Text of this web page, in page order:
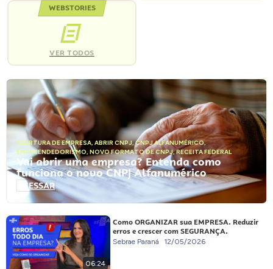
WEBSTORIES
VER TODOS
ABERTURA DE EMPRESA, ABRIR CNPJ,CNPJ ALFANUMÉRICO,
EMPREENDEDORISMO, NOVO FORMATO DE CNPJ,RECEITA FEDERAL
Vai abrir uma empresa? Entenda como
funciona o novo CNPJ Alfanumérico
ACESSAR
06:24
Como ORGANIZAR sua EMPRESA. Reduzir
erros e crescer com SEGURANÇA.
Sebrae Paraná 12/05/2026